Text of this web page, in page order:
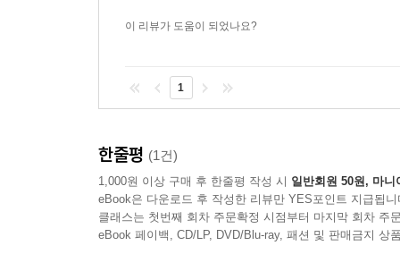
엮어냄으로써 독자는 동아시아 정신문화가 어떻
메우는 과정이 아니라, 이미 완전한 본성을 다시
욕망 속에서 관점을 전환해 곧바로 자유를 얻을
현대인의 정신적 요구에 가장 직접적으로 응답할
이 리뷰가 도움이 되었나요?
1
한줄평 (1건)
1,000원 이상 구매 후 한줄평 작성 시 일반회원 50원, 마니
eBook은 다운로드 후 작성한 리뷰만 YES포인트 지급됩니
클래스는 첫번째 회차 주문확정 시점부터 마지막 회차 주
eBook 페이백, CD/LP, DVD/Blu-ray, 패션 및 판매금지 상